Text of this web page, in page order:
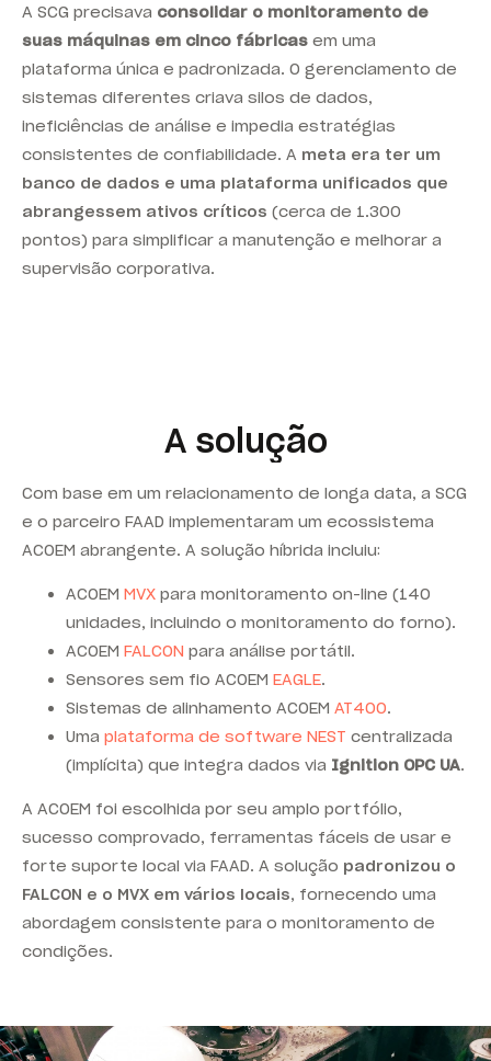
A SCG precisava consolidar o monitoramento de
suas máquinas em cinco fábricas em uma
plataforma única e padronizada. O gerenciamento de
sistemas diferentes criava silos de dados,
ineficiências de análise e impedia estratégias
consistentes de confiabilidade. A meta era ter um
banco de dados e uma plataforma unificados que
abrangessem ativos críticos (cerca de 1.300
pontos) para simplificar a manutenção e melhorar a
supervisão corporativa.
A solução
Com base em um relacionamento de longa data, a SCG
e o parceiro FAAD implementaram um ecossistema
ACOEM abrangente. A solução híbrida incluiu:
ACOEM MVX para monitoramento on-line (140
unidades, incluindo o monitoramento do forno).
ACOEM FALCON para análise portátil.
Sensores sem fio ACOEM EAGLE.
Sistemas de alinhamento ACOEM AT400.
Uma plataforma de software NEST centralizada
(implícita) que integra dados via Ignition OPC UA.
A ACOEM foi escolhida por seu amplo portfólio,
sucesso comprovado, ferramentas fáceis de usar e
forte suporte local via FAAD. A solução padronizou o
FALCON e o MVX em vários locais, fornecendo uma
abordagem consistente para o monitoramento de
condições.